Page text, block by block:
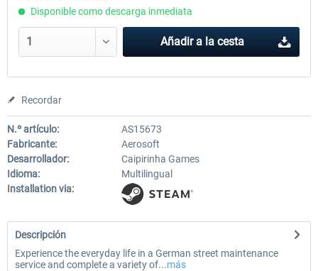
Disponible como descarga inmediata
Añadir a la cesta
Recordar
N.º artículo:
AS15673
Fabricante:
Aerosoft
Desarrollador:
Caipirinha Games
Idioma:
Multilingual
Installation via:
Descripción
Experience the everyday life in a German street maintenance
service and complete a variety of...más